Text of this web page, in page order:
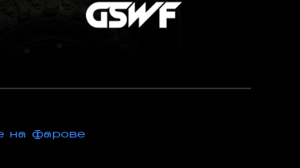
на фарове